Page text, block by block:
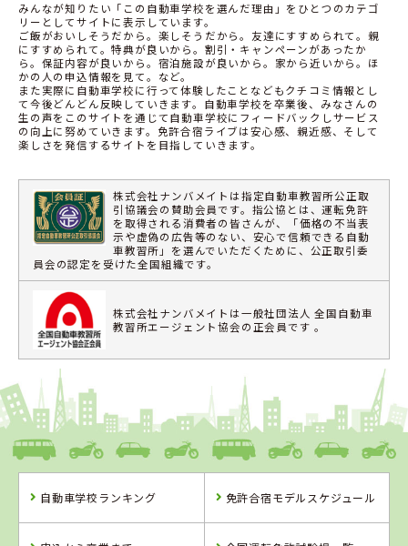
みんなが知りたい「この自動車学校を選んだ理由」をひとつのカテゴ
リーとしてサイトに表示しています。
ご飯がおいしそうだから。楽しそうだから。友達にすすめられて。親
にすすめられて。特典が良いから。割引・キャンペーンがあったか
ら。保証内容が良いから。宿泊施設が良いから。家から近いから。ほ
かの人の申込情報を見て。など。
また実際に自動車学校に行って体験したことなどもクチコミ情報とし
て今後どんどん反映していきます。自動車学校を卒業後、みなさんの
生の声をこのサイトを通じて自動車学校にフィードバックしサービス
の向上に努めていきます。免許合宿ライブは安心感、親近感、そして
楽しさを発信するサイトを目指していきます。
株式会社ナンバメイトは指定自動車教習所公正取
引協議会の賛助会員です。指公協とは、運転免許
を取得される消費者の皆さんが、「価格の不当表
示や虚偽の広告等のない、安心で信頼できる自動
車教習所」を選んでいただくために、公正取引委
員会の認定を受けた全国組織です。
株式会社ナンバメイトは一般社団法人 全国自動車
教習所エージェント協会の正会員です 。
自動車学校ランキング 免許合宿モデルスケジュール